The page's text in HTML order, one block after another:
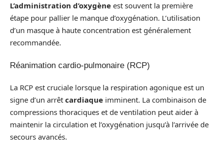
L’administration d’oxygène est souvent la première
étape pour pallier le manque d’oxygénation. L’utilisation
d’un masque à haute concentration est généralement
recommandée.
Réanimation cardio-pulmonaire (RCP)
La RCP est cruciale lorsque la respiration agonique est un
signe d’un arrêt cardiaque imminent. La combinaison de
compressions thoraciques et de ventilation peut aider à
maintenir la circulation et l’oxygénation jusqu’à l’arrivée de
secours avancés.